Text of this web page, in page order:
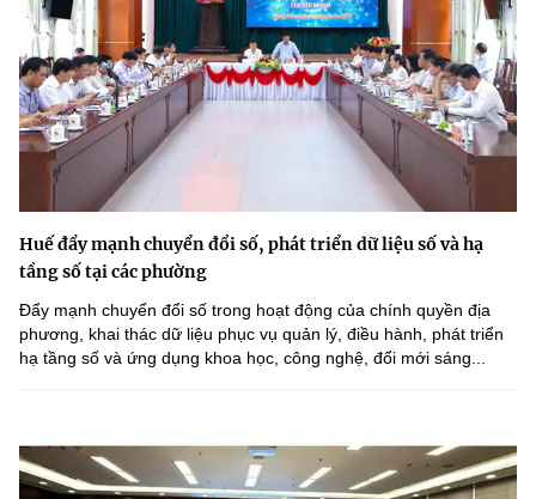
Huế đẩy mạnh chuyển đổi số, phát triển dữ liệu số và hạ
tầng số tại các phường
Đẩy mạnh chuyển đổi số trong hoạt động của chính quyền địa
phương, khai thác dữ liệu phục vụ quản lý, điều hành, phát triển
hạ tầng số và ứng dụng khoa học, công nghệ, đổi mới sáng...